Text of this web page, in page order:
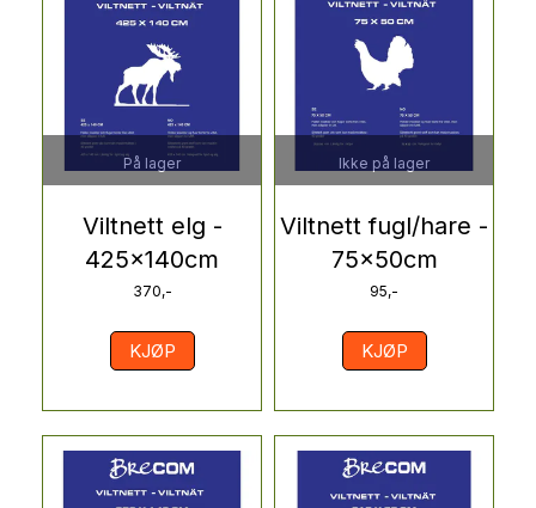
På lager
Viltnett elg -
425x140cm
370,-
KJØP
Ikke på lager
Viltnett fugl/hare -
75x50cm
95,-
KJØP